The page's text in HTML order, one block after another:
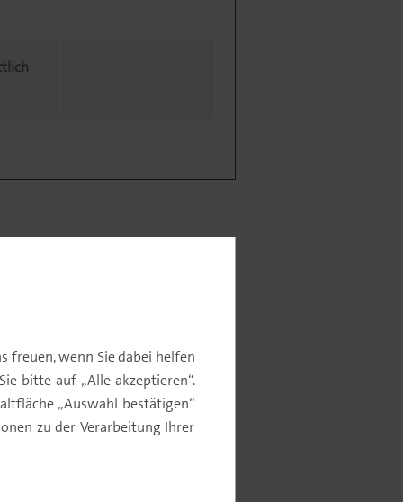
freuen, wenn Sie dabei helfen
bitte auf „Alle akzeptieren“.
„Auswahl bestätigen“
zu der Verarbeitung Ihrer